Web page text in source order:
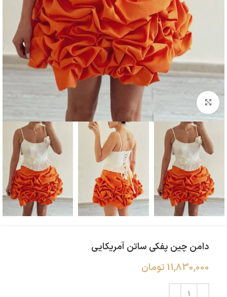
بزرگنمایی تصویر
دامن چین پفکی ساتن آمریکایی
11,830,000 تومان